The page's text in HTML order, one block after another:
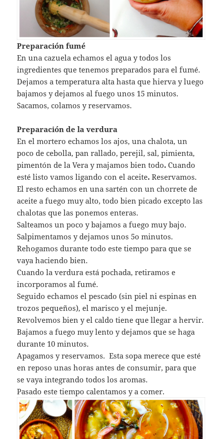
Preparación fumé
En una cazuela echamos el agua y todos los
ingredientes que tenemos preparados para el fumé.
Dejamos a temperatura alta hasta que hierva y luego
bajamos y dejamos al fuego unos 15 minutos.
Sacamos, colamos y reservamos.
Preparación de la verdura
En el mortero echamos los ajos, una chalota, un
poco de cebolla, pan rallado, perejil, sal, pimienta,
pimentón de la Vera y majamos bien todo.Cuando
esté listo vamos ligando con el aceite.Reservamos.
El resto echamos en una sartén con un chorrete de
aceite a fuego muy alto, todo bien picado excepto las
chalotas que las ponemos enteras.
Salteamos un poco y bajamos a fuego muy bajo.
Salpimentamos y dejamos unos 5o minutos.
Rehogamos durante todo este tiempo para que se
vaya haciendo bien.
Cuando la verdura está pochada, retiramos e
incorporamos al fumé.
Seguido echamos el pescado (sin piel ni espinas en
trozos pequeños), el marisco y el mejunje.
Revolvemos bien y el caldo tiene que llegar a hervir.
Bajamos a fuego muy lento y dejamos que se haga
durante 10 minutos.
Apagamos y reservamos. Esta sopa merece que esté
en reposo unas horas antes de consumir, para que
se vaya integrando todos los aromas.
Pasado este tiempo calentamos y a comer.